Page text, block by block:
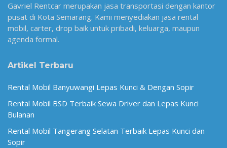
Gavriel Rentcar merupakan jasa transportasi dengan kantor
pusat di Kota Semarang. Kami menyediakan jasa rental
mobil, carter, drop baik untuk pribadi, keluarga, maupun
agenda formal.
Artikel Terbaru
Rental Mobil Banyuwangi Lepas Kunci & Dengan Sopir
Rental Mobil BSD Terbaik Sewa Driver dan Lepas Kunci
Bulanan
Rental Mobil Tangerang Selatan Terbaik Lepas Kunci dan
Sopir